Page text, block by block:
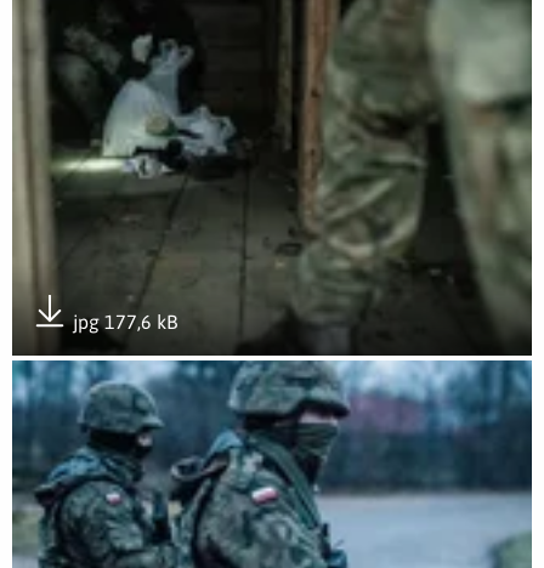
jpg 177,6 kB
Pobierz załącznik
Otwórz załącznik #SilneWparcie w rejonie przygranicznym